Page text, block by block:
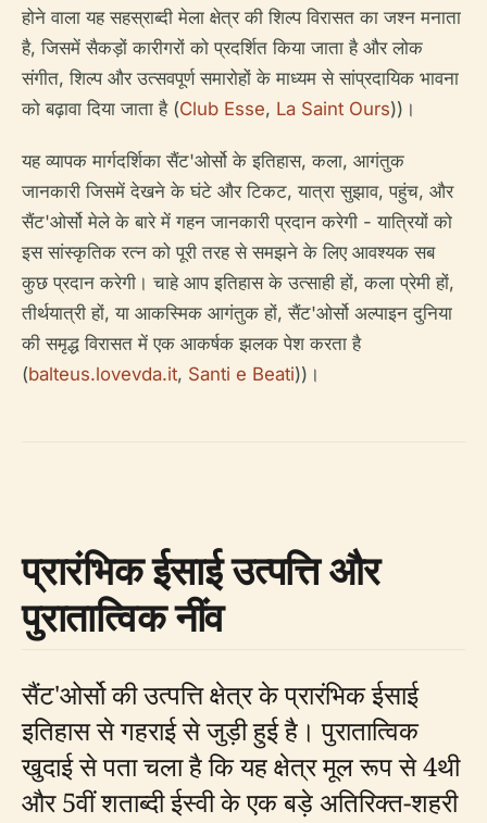
होने वाला यह सहस्राब्दी मेला क्षेत्र की शिल्प विरासत का जश्न मनाता
है, जिसमें सैकड़ों कारीगरों को प्रदर्शित किया जाता है और लोक
संगीत, शिल्प और उत्सवपूर्ण समारोहों के माध्यम से सांप्रदायिक भावना
को बढ़ावा दिया जाता है (Club Esse, La Saint Ours))।
यह व्यापक मार्गदर्शिका सैंट'ओर्सो के इतिहास, कला, आगंतुक
जानकारी जिसमें देखने के घंटे और टिकट, यात्रा सुझाव, पहुंच, और
सैंट'ओर्सो मेले के बारे में गहन जानकारी प्रदान करेगी - यात्रियों को
इस सांस्कृतिक रत्न को पूरी तरह से समझने के लिए आवश्यक सब
कुछ प्रदान करेगी। चाहे आप इतिहास के उत्साही हों, कला प्रेमी हों,
तीर्थयात्री हों, या आकस्मिक आगंतुक हों, सैंट'ओर्सो अल्पाइन दुनिया
की समृद्ध विरासत में एक आकर्षक झलक पेश करता है
(balteus.lovevda.it, Santi e Beati))।
प्रारंभिक ईसाई उत्पत्ति और
पुरातात्विक नींव
सैंट'ओर्सो की उत्पत्ति क्षेत्र के प्रारंभिक ईसाई
इतिहास से गहराई से जुड़ी हुई है। पुरातात्विक
खुदाई से पता चला है कि यह क्षेत्र मूल रूप से 4थी
और 5वीं शताब्दी ईस्वी के एक बड़े अतिरिक्त-शहरी